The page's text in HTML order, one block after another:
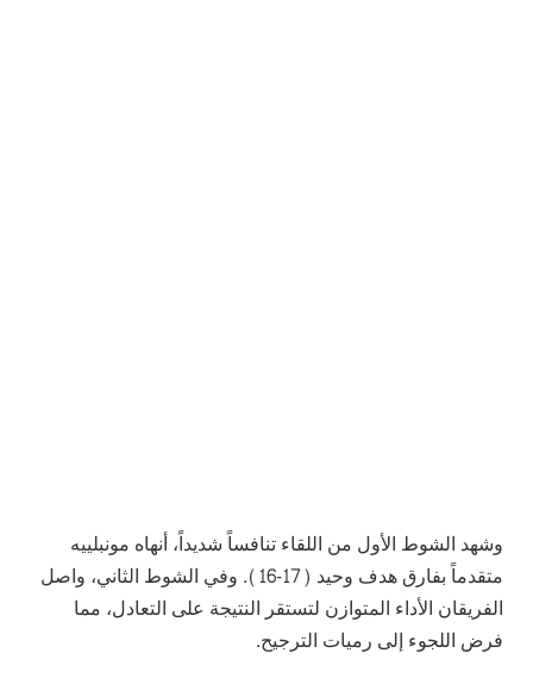
وشهد الشوط الأول من اللقاء تنافساً شديداً، أنهاه مونبلييه
متقدماً بفارق هدف وحيد (17-16). وفي الشوط الثاني، واصل
الفريقان الأداء المتوازن لتستقر النتيجة على التعادل، مما
فرض اللجوء إلى رميات الترجيح.